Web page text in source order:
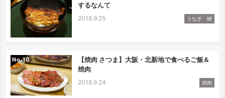
するなんて
2018.9.25 うなぎ 鰻
No.
【焼肉 さつま】大阪・北新地で食べるご飯＆
焼肉
2018.9.24 焼肉